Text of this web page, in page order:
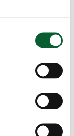
o to, żeby
aby
należy jak
z nich